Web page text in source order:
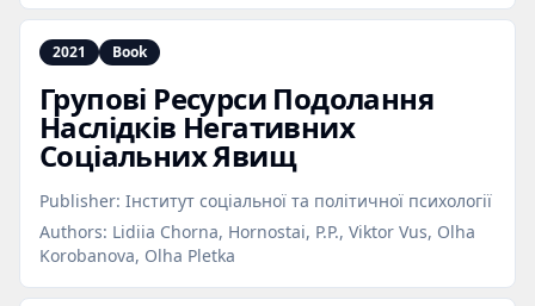
2021 Book
Групові Ресурси Подолання
Наслідків Негативних
Соціальних Явищ
Publisher: Інститут соціальної та політичної психології
Authors: Lidiia Chorna, Hornostai, P.P., Viktor Vus, Olha
Korobanova, Olha Pletka